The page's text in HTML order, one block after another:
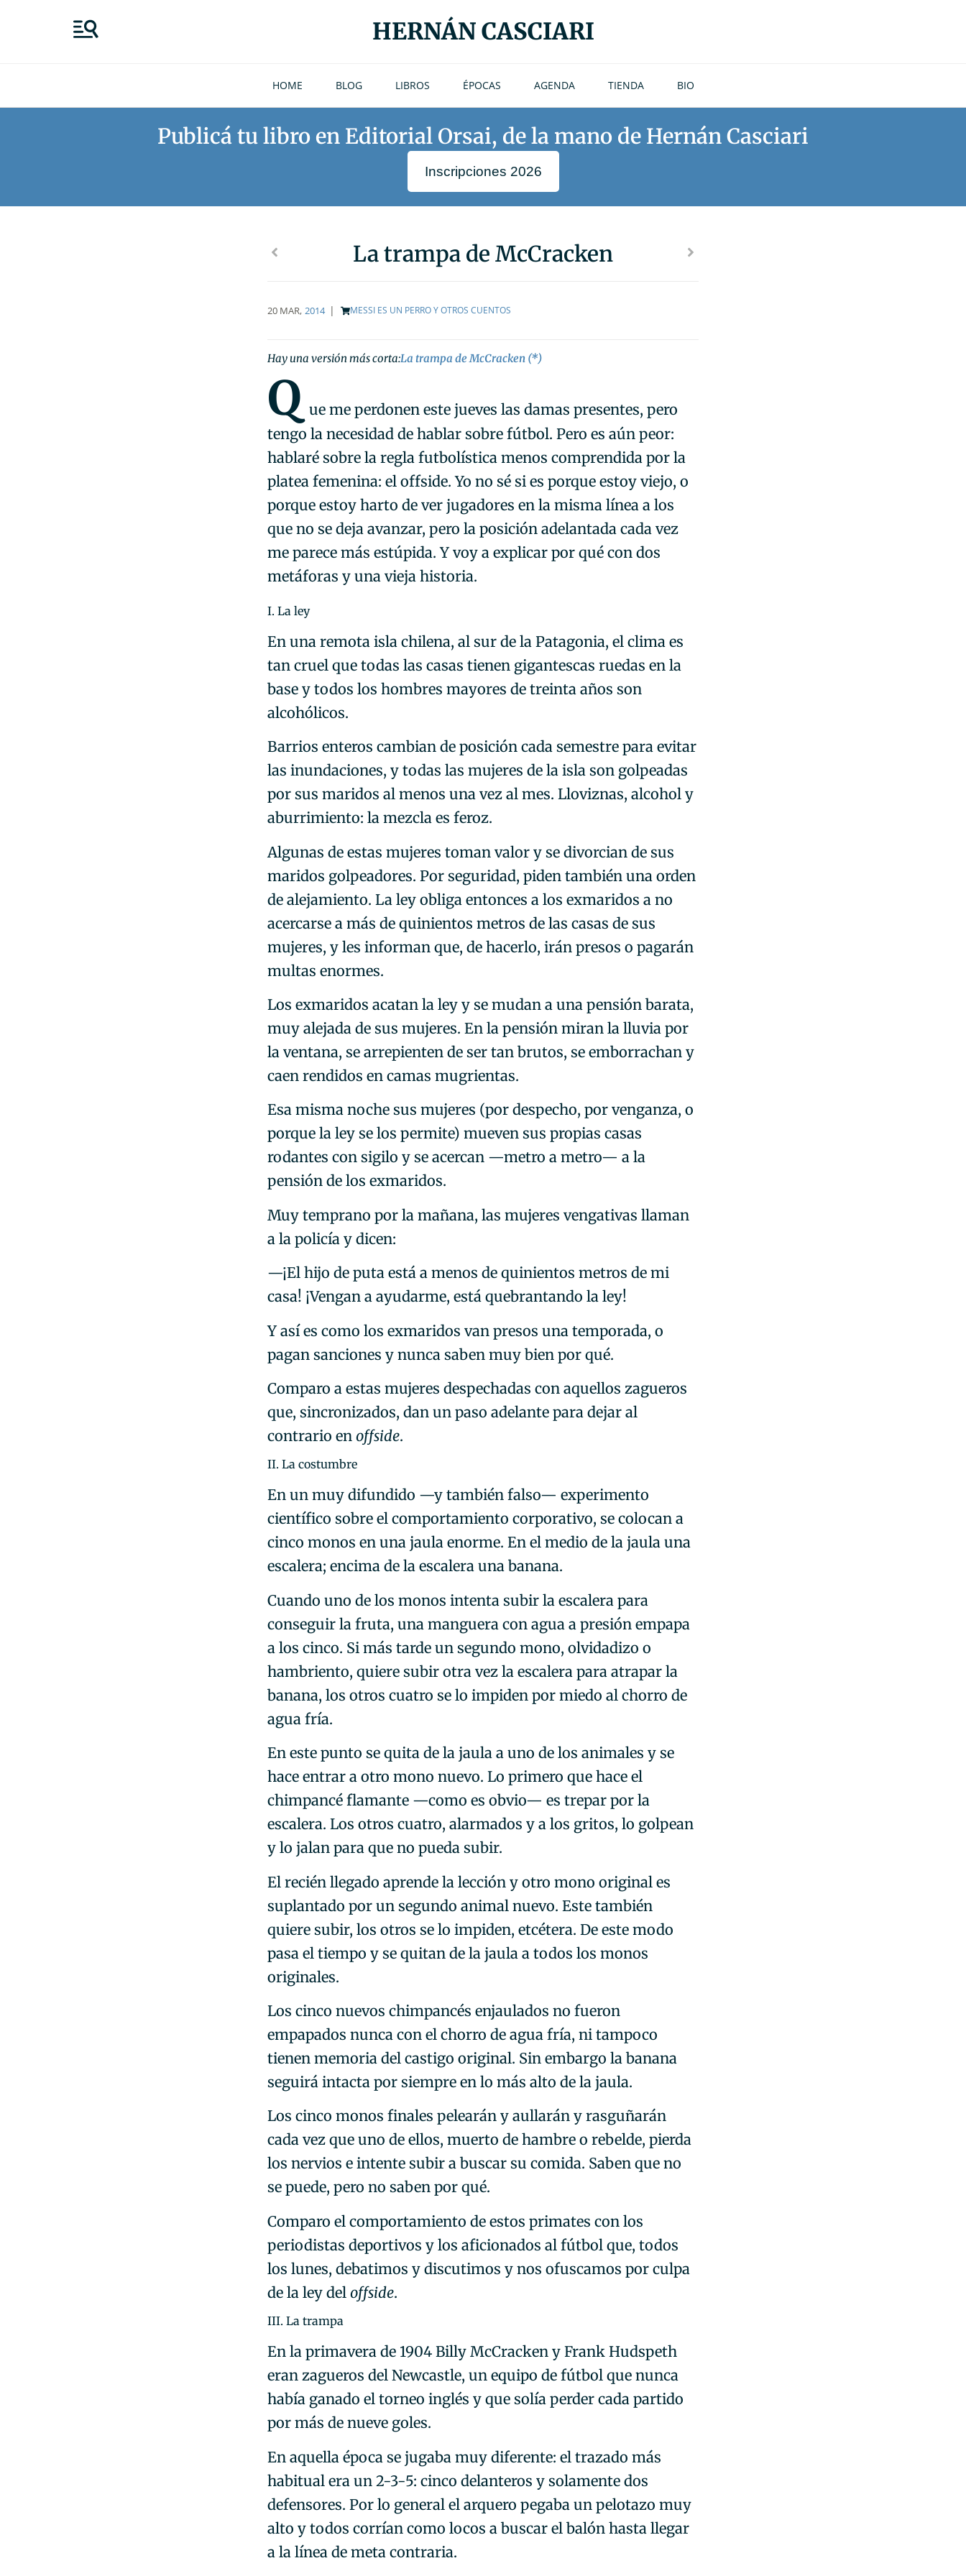
HERNÁN CASCIARI
HOME BLOG LIBROS ÉPOCAS AGENDA TIENDA BIO
Publicá tu libro en Editorial Orsai, de la mano de Hernán Casciari
Inscripciones 2026
La trampa de McCracken
20 MAR, 2014 | MESSI ES UN PERRO Y OTROS CUENTOS
Hay una versión más corta:La trampa de McCracken (*)
Q ue me perdonen este jueves las damas presentes, pero
tengo la necesidad de hablar sobre fútbol. Pero es aún peor:
hablaré sobre la regla futbolística menos comprendida por la
platea femenina: el offside. Yo no sé si es porque estoy viejo, o
porque estoy harto de ver jugadores en la misma línea a los
que no se deja avanzar, pero la posición adelantada cada vez
me parece más estúpida. Y voy a explicar por qué con dos
metáforas y una vieja historia.
I. La ley
En una remota isla chilena, al sur de la Patagonia, el clima es
tan cruel que todas las casas tienen gigantescas ruedas en la
base y todos los hombres mayores de treinta años son
alcohólicos.
Barrios enteros cambian de posición cada semestre para evitar
las inundaciones, y todas las mujeres de la isla son golpeadas
por sus maridos al menos una vez al mes. Lloviznas, alcohol y
aburrimiento: la mezcla es feroz.
Algunas de estas mujeres toman valor y se divorcian de sus
maridos golpeadores. Por seguridad, piden también una orden
de alejamiento. La ley obliga entonces a los exmaridos a no
acercarse a más de quinientos metros de las casas de sus
mujeres, y les informan que, de hacerlo, irán presos o pagarán
multas enormes.
Los exmaridos acatan la ley y se mudan a una pensión barata,
muy alejada de sus mujeres. En la pensión miran la lluvia por
la ventana, se arrepienten de ser tan brutos, se emborrachan y
caen rendidos en camas mugrientas.
Esa misma noche sus mujeres (por despecho, por venganza, o
porque la ley se los permite) mueven sus propias casas
rodantes con sigilo y se acercan —metro a metro— a la
pensión de los exmaridos.
Muy temprano por la mañana, las mujeres vengativas llaman
a la policía y dicen:
—¡El hijo de puta está a menos de quinientos metros de mi
casa! ¡Vengan a ayudarme, está quebrantando la ley!
Y así es como los exmaridos van presos una temporada, o
pagan sanciones y nunca saben muy bien por qué.
Comparo a estas mujeres despechadas con aquellos zagueros
que, sincronizados, dan un paso adelante para dejar al
contrario en offside.
II. La costumbre
En un muy difundido —y también falso— experimento
científico sobre el comportamiento corporativo, se colocan a
cinco monos en una jaula enorme. En el medio de la jaula una
escalera; encima de la escalera una banana.
Cuando uno de los monos intenta subir la escalera para
conseguir la fruta, una manguera con agua a presión empapa
a los cinco. Si más tarde un segundo mono, olvidadizo o
hambriento, quiere subir otra vez la escalera para atrapar la
banana, los otros cuatro se lo impiden por miedo al chorro de
agua fría.
En este punto se quita de la jaula a uno de los animales y se
hace entrar a otro mono nuevo. Lo primero que hace el
chimpancé flamante —como es obvio— es trepar por la
escalera. Los otros cuatro, alarmados y a los gritos, lo golpean
y lo jalan para que no pueda subir.
El recién llegado aprende la lección y otro mono original es
suplantado por un segundo animal nuevo. Este también
quiere subir, los otros se lo impiden, etcétera. De este modo
pasa el tiempo y se quitan de la jaula a todos los monos
originales.
Los cinco nuevos chimpancés enjaulados no fueron
empapados nunca con el chorro de agua fría, ni tampoco
tienen memoria del castigo original. Sin embargo la banana
seguirá intacta por siempre en lo más alto de la jaula.
Los cinco monos finales pelearán y aullarán y rasguñarán
cada vez que uno de ellos, muerto de hambre o rebelde, pierda
los nervios e intente subir a buscar su comida. Saben que no
se puede, pero no saben por qué.
Comparo el comportamiento de estos primates con los
periodistas deportivos y los aficionados al fútbol que, todos
los lunes, debatimos y discutimos y nos ofuscamos por culpa
de la ley del offside.
III. La trampa
En la primavera de 1904 Billy McCracken y Frank Hudspeth
eran zagueros del Newcastle, un equipo de fútbol que nunca
había ganado el torneo inglés y que solía perder cada partido
por más de nueve goles.
En aquella época se jugaba muy diferente: el trazado más
habitual era un 2-3-5: cinco delanteros y solamente dos
defensores. Por lo general el arquero pegaba un pelotazo muy
alto y todos corrían como locos a buscar el balón hasta llegar
a la línea de meta contraria.